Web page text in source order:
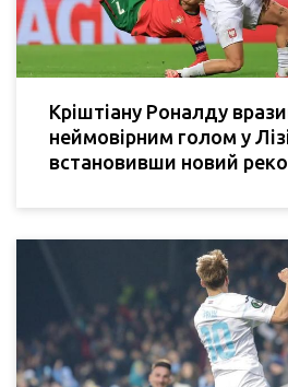
Кріштіану Роналду
неймовірним голом у
встановивши новий